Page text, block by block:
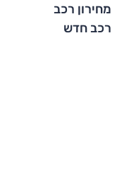
מחירון רכב
רכב חדש